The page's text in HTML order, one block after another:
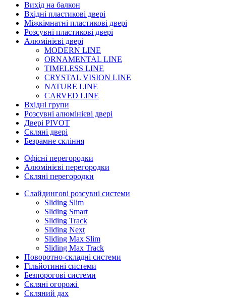
Вихід на балкон
Вхідні пластикові двері
Міжкімнатні пластикові двері
Розсувні пластикові двері
Алюмінієві двері
MODERN LINE
ORNAMENTAL LINE
TIMELESS LINE
CRYSTAL VISION LINE
NATURE LINE
CARVED LINE
Вхідні групи
Розсувні алюмінієві двері
Двері PIVOT
Скляні двері
Безрамне скління
Офісні перегородки
Алюмінієві перегородки
Скляні перегородки
Слайдингові розсувні системи
Sliding Slim
Sliding Smart
Sliding Track
Sliding Next
Sliding Max Slim
Sliding Max Track
Поворотно-складні системи
Гільйотинні системи
Безпорогові системи
Скляні огорожі
Скляний дах